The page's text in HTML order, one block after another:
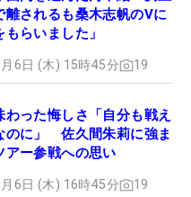
離されるも桑木志帆のVに
もらいました」
6日 (木) 15時45分 19
わった悔しさ「自分も戦え
のに」 佐久間朱莉に強ま
アー参戦への思い
6日 (木) 16時45分 19